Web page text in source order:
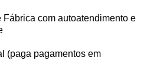
Fábrica com autoatendimento e
(paga pagamentos em